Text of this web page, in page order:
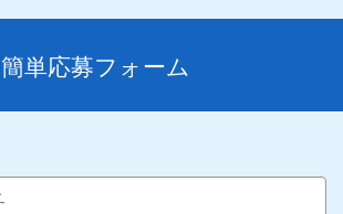
簡単応募フォーム